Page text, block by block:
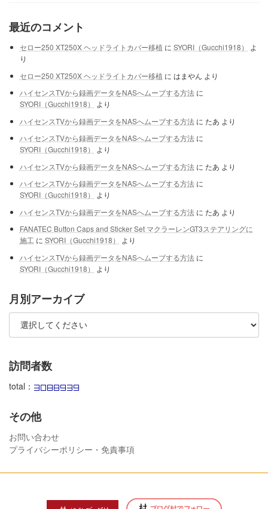
最近のコメント
セロー250 XT250X ヘッドライトカバー移植 に SYORI（Gucchi1918）
よ
り
セロー250 XT250X ヘッドライトカバー移植 に はまやん より
ハイセンスTVから録画データをNASへムーブする方法に
SYORI（Gucchi1918）
より
ハイセンスTVから録画データをNASへムーブする方法に たあ より
ハイセンスTVから録画データをNASへムーブする方法に
SYORI（Gucchi1918）
より
ハイセンスTVから録画データをNASへムーブする方法に たあ より
ハイセンスTVから録画データをNASへムーブする方法に
SYORI（Gucchi1918）
より
ハイセンスTVから録画データをNASへムーブする方法に たあ より
FANATEC Button Caps and Sticker Set マクラーレンGT3ステアリングに
施工 に SYORI（Gucchi1918）
より
ハイセンスTVから録画データをNASへムーブする方法に
SYORI（Gucchi1918）
より
月別アーカイブ
訪問者数
total：
その他
お問い合わせ
プライバシーポリシー・免責事項